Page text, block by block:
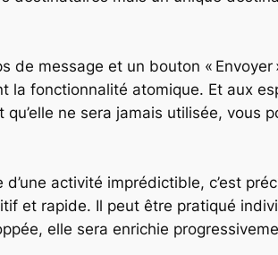
message et un bouton « Envoyer
la fonctionnalité atomique. Et aux
ne sera jamais utilisée, vous
activité imprédictible, c’est
et rapide. Il peut être pratiqué
elle sera enrichie